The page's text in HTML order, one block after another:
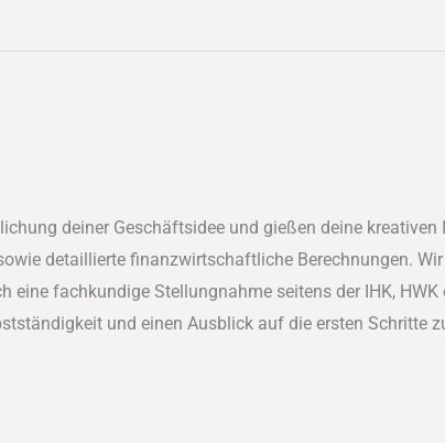
deiner Geschäftsidee und gießen deine
detaillierte finanzwirtschaftliche Berechnungen.
fachkundige Stellungnahme seitens der IHK,
und einen Ausblick auf die ersten Schritte